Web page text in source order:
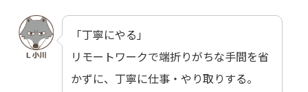
「丁寧にやる」
リモートワークで端折りがちな手間を省
かずに、丁寧に仕事・やり取りする。